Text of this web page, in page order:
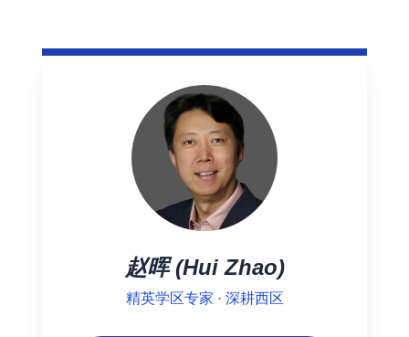
赵晖 (Hui Zhao)
精英学区专家 · 深耕西区